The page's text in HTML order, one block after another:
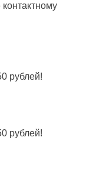
рублей!
рублей!